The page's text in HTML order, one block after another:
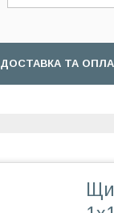
ДОСТАВКА ТА